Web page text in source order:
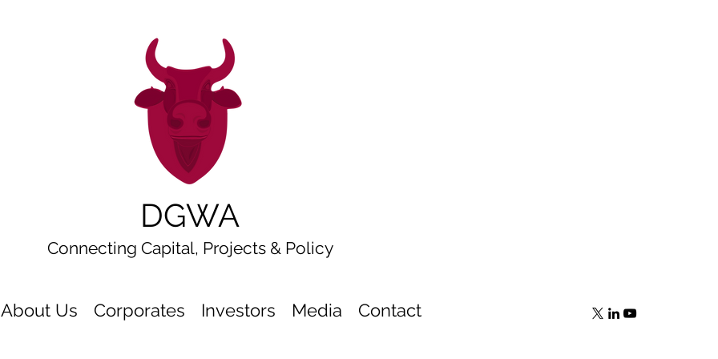
DGWA
Connecting Capital, Projects & Policy
About Us Corporates Investors Media Contact